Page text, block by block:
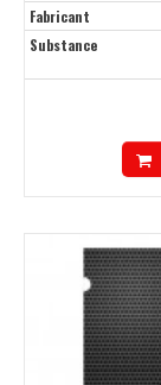
Fabricant
Substance